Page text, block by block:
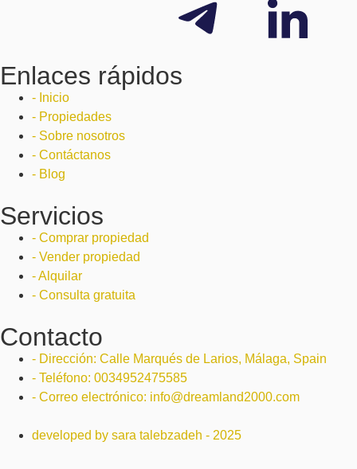
Enlaces rápidos
- Inicio
- Propiedades
- Sobre nosotros
- Contáctanos
- Blog
Servicios
- Comprar propiedad
- Vender propiedad
- Alquilar
- Consulta gratuita
Contacto
- Dirección: Calle Marqués de Larios, Málaga, Spain
- Teléfono: 0034952475585
- Correo electrónico: info@dreamland2000.com
developed by sara talebzadeh - 2025